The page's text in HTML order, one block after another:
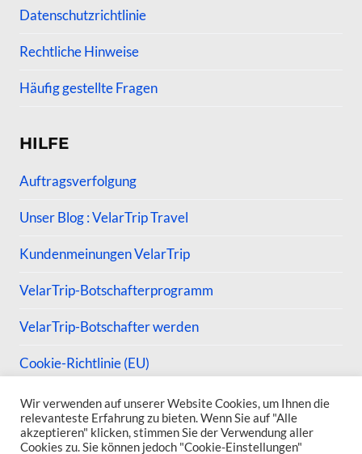
Datenschutzrichtlinie
Rechtliche Hinweise
Häufig gestellte Fragen
HILFE
Auftragsverfolgung
Unser Blog : VelarTrip Travel
Kundenmeinungen VelarTrip
VelarTrip-Botschafterprogramm
VelarTrip-Botschafter werden
Cookie-Richtlinie (EU)
Wir verwenden auf unserer Website Cookies, um Ihnen die
relevanteste Erfahrung zu bieten. Wenn Sie auf "Alle
akzeptieren" klicken, stimmen Sie der Verwendung aller
Cookies zu. Sie können jedoch "Cookie-Einstellungen"